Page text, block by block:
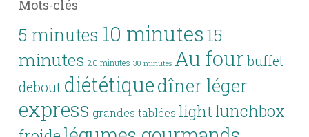
Mots-clés
5 minutes 10 minutes15
minutes 20 minutes 30 minutes Au fourbuffet
debout diététiquedîner léger
express grandes tablées lightlunchbox